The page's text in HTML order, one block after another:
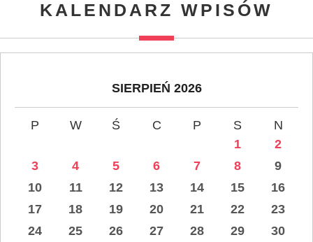
KALENDARZ WPISÓW
SIERPIEŃ 2026
P W Ś C P S
N
1
2
3
4 5 6 7 8
9
10
11 12 13 14 15
16
17
18 19 20 21 22
23
24
25 26 27 28 29
30